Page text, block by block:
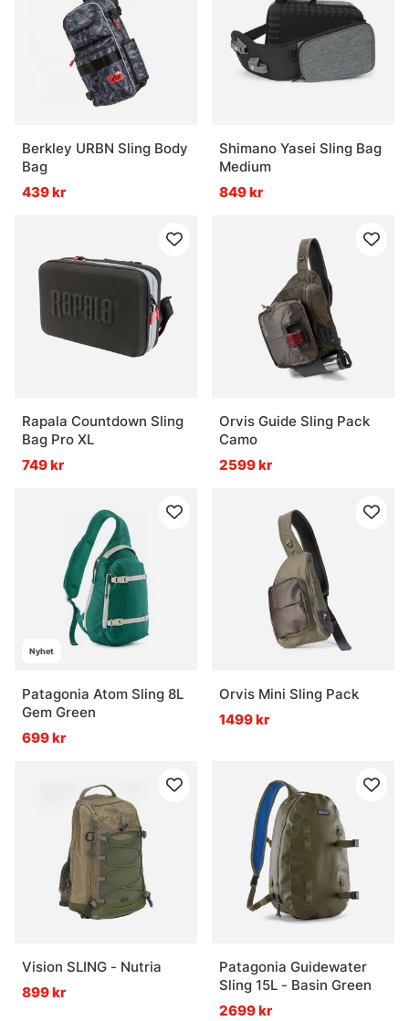
Berkley URBN Sling Body
Bag
439 kr
Shimano Yasei Sling Bag
Medium
849 kr
Rapala Countdown Sling
Bag Pro XL
749 kr
Orvis Guide Sling Pack
Camo
2599 kr
Nyhet
Patagonia Atom Sling 8L
Gem Green
699 kr
Orvis Mini Sling Pack
1499 kr
Vision SLING - Nutria
899 kr
Patagonia Guidewater
Sling 15L - Basin Green
2699 kr